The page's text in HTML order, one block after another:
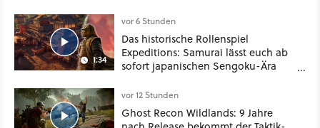
1:34
vor 6 Stunden
Das historische Rollenspiel
Expeditions: Samurai lässt euch ab
sofort japanischen Sengoku-Ära
oder Diplomatie
vor 12 Stunden
Ghost Recon Wildlands: 9 Jahre